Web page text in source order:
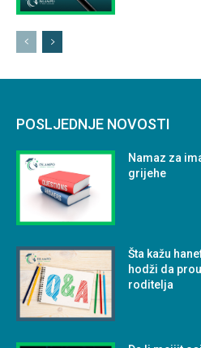
POSLJEDNJE NOVOSTI
Namaz za
grijehe
Šta kažu
hodži da
roditelja